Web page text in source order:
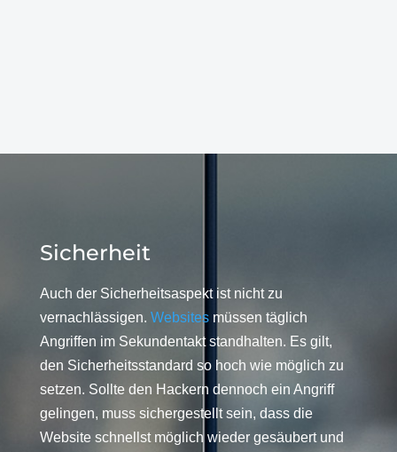
Sicherheit
Auch der Sicherheitsaspekt ist nicht zu
vernachlässigen. Websitesmüssen täglich
Angriffen im Sekundentakt standhalten. Es gilt,
den Sicherheitsstandard so hoch wie möglich zu
setzen. Sollte den Hackern dennoch ein Angriff
gelingen, muss sichergestellt sein, dass die
Website schnellst möglich wieder gesäubert und